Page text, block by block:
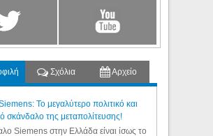
Σχόλια Αρχείο
Το μεγαλύτερο πολιτικό και
σκάνδαλο της μεταπολίτευσης!
Siemens στην Ελλάδα είναι ίσως το